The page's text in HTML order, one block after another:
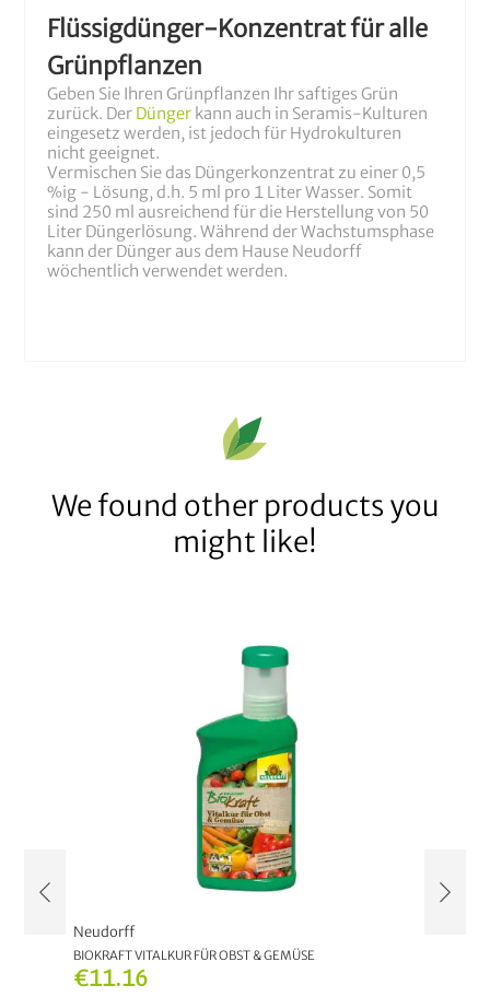
Flüssigdünger-Konzentrat für alle
Grünpflanzen
Geben Sie Ihren Grünpflanzen Ihr saftiges Grün
zurück. Der Dünger kann auch in Seramis-Kulturen
eingesetz werden, ist jedoch für Hydrokulturen
nicht geeignet.
Vermischen Sie das Düngerkonzentrat zu einer 0,5
%ig - Lösung, d.h. 5 ml pro 1 Liter Wasser. Somit
sind 250 ml ausreichend für die Herstellung von 50
Liter Düngerlösung. Während der Wachstumsphase
kann der Dünger aus dem Hause Neudorff
wöchentlich verwendet werden.
We found other products you
might like!
€11.16
Neudorff
BIOKRAFT VITALKUR FÜR OBST & GEMÜSE